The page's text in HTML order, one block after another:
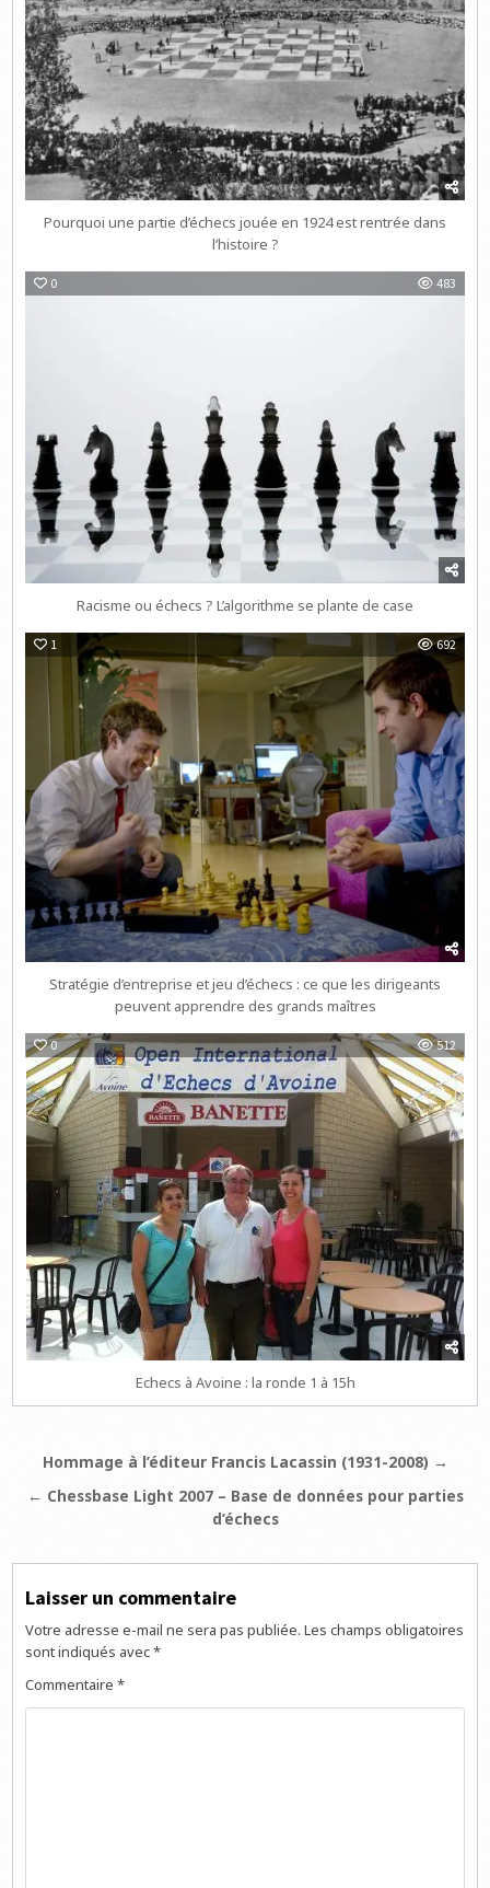
Pourquoi une partie d’échecs jouée en 1924 est rentrée dans
l’histoire ?
0 483
Racisme ou échecs ? L’algorithme se plante de case
1 692
Stratégie d’entreprise et jeu d’échecs : ce que les dirigeants
peuvent apprendre des grands maîtres
0 512
Echecs à Avoine : la ronde 1 à 15h
Navigation
de
Hommage à l’éditeur Francis Lacassin (1931-2008) →
← Chessbase Light 2007 – Base de données pour parties
d’échecs
Laisser un commentaire
Votre adresse e-mail ne sera pas publiée. Les champs obligatoires
sont indiqués avec*
Commentaire*